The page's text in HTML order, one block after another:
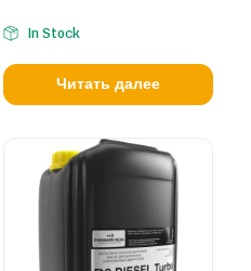
In Stock
Читать далее